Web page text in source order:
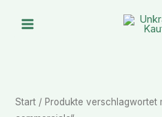
Inhalt
Start / Produkte verschlagwortet